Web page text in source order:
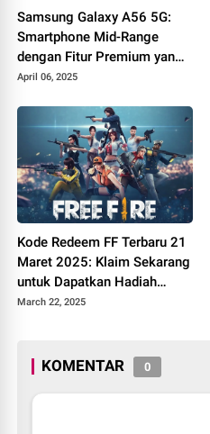
Samsung Galaxy A56 5G:
Smartphone Mid-Range
dengan Fitur Premium yang
Menggoda!
April 06, 2025
Kode Redeem FF Terbaru 21
Maret 2025: Klaim Sekarang
untuk Dapatkan Hadiah
Eksklusif
March 22, 2025
KOMENTAR 0